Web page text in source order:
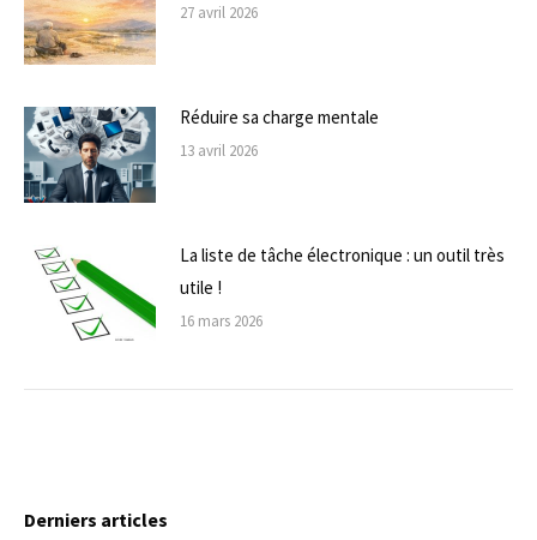
27 avril 2026
Réduire sa charge mentale
13 avril 2026
La liste de tâche électronique : un outil très
utile !
16 mars 2026
Derniers articles